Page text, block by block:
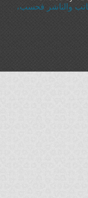
والناشر فحسب،